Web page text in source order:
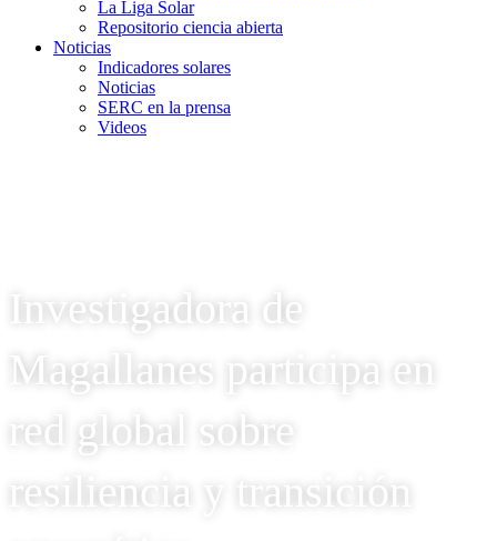
La Liga Solar
Repositorio ciencia abierta
Noticias
Indicadores solares
Noticias
SERC en la prensa
Videos
Investigadora de
Magallanes participa en
red global sobre
resiliencia y transición